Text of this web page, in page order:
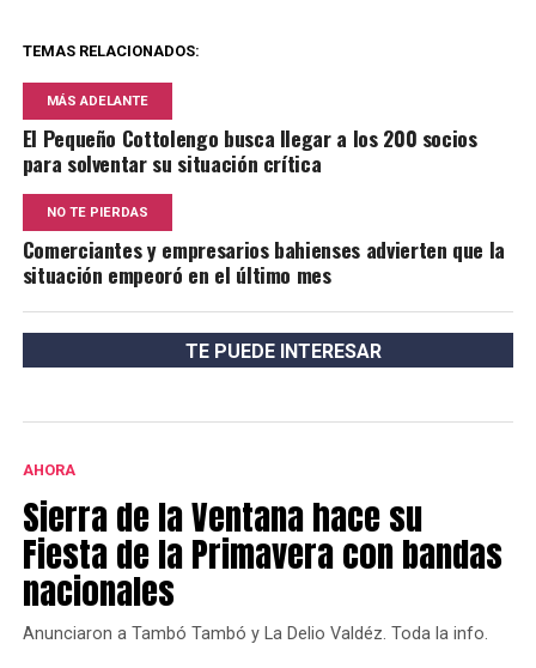
TEMAS RELACIONADOS:
MÁS ADELANTE
El Pequeño Cottolengo busca llegar a los 200 socios
para solventar su situación crítica
NO TE PIERDAS
Comerciantes y empresarios bahienses advierten que la
situación empeoró en el último mes
TE PUEDE INTERESAR
AHORA
Sierra de la Ventana hace su
Fiesta de la Primavera con bandas
nacionales
Anunciaron a Tambó Tambó y La Delio Valdéz. Toda la info.